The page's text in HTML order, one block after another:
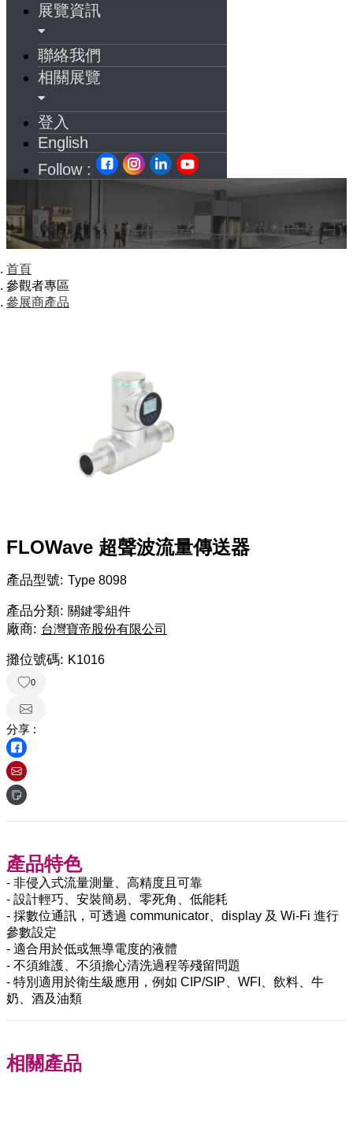
展覽資訊
聯絡我們
相關展覽
登入
English
Follow :
首頁
參觀者專區
參展商產品
FLOWave 超聲波流量傳送器
產品型號: Type 8098
產品分類: 關鍵零組件
廠商: 台灣寶帝股份有限公司
攤位號碼: K1016
0
分享 :
產品特色
- 非侵入式流量測量、高精度且可靠
- 設計輕巧、安裝簡易、零死角、低能耗
- 採數位通訊，可透過 communicator、display 及 Wi-Fi 進行
參數設定
- 適合用於低或無導電度的液體
- 不須維護、不須擔心清洗過程等殘留問題
- 特別適用於衛生級應用，例如 CIP/SIP、WFI、飲料、牛
奶、酒及油類
相關產品